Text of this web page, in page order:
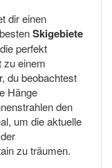
dir einen
Skigebiete
perfekt
zu einem
du beobachtest
Hänge
den
um die aktuelle
zu träumen.